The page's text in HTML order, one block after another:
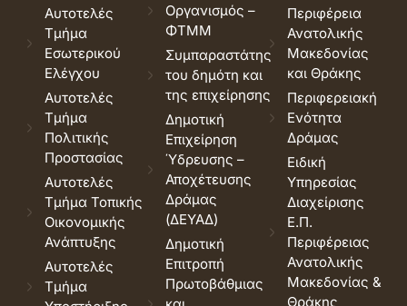
Αυτοτελές
Τμήμα
Εσωτερικού
Ελέγχου
Αυτοτελές
Τμήμα
Πολιτικής
Προστασίας
Αυτοτελές
Τμήμα Τοπικής
Οικονομικής
Ανάπτυξης
Αυτοτελές
Τμήμα
Οργανισμός –
ΦΤΜΜ
Συμπαραστάτης
του δημότη και
της επιχείρησης
Δημοτική
Επιχείρηση
Ύδρευσης –
Αποχέτευσης
Δράμας
(ΔΕΥΑΔ)
Δημοτική
Επιτροπή
Πρωτοβάθμιας
Περιφέρεια
Ανατολικής
Μακεδονίας
και Θράκης
Περιφερειακή
Ενότητα
Δράμας
Ειδική
Υπηρεσίας
Διαχείρισης
Ε.Π.
Περιφέρειας
Ανατολικής
Μακεδονίας &
Θράκης